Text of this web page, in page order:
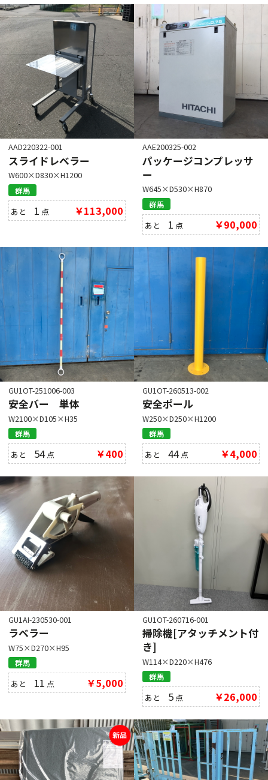
AAD220322-001
スライドレベラー
W600×D830×H1200
群馬
あと 1 点 ￥113,000
AAE200325-002
パッケージコンプレッサ
ー
W645×D530×H870
群馬
あと 1 点 ￥90,000
GU1OT-251006-003
安全バー 単体
W2100×D105×H35
群馬
あと 54点 ￥400
GU1OT-260513-002
安全ポール
W250×D250×H1200
群馬
あと44点 ￥4,000
GU1AI-230530-001
ラベラー
W75×D270×H95
群馬
あと 11 点 ￥5,000
GU1OT-260716-001
掃除機[アタッチメント付
き]
W114×D220×H476
群馬
あと 5 点 ￥26,000